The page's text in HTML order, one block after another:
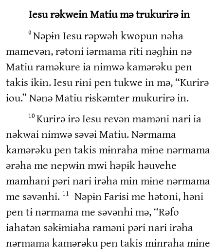
Iesu rəkwein Matiu mə trukurirə in
9 Nəpɨn Iesu rəpwəh kwopun nəha
mamevən, rətoni iərmama riti nəɡhɨn nə
Matiu raməkure ia nimwə kamərəku pen
takis ikɨn. Iesu rɨni pen tukwe in mə, “Kurirə
iou.” Nənə Matiu rɨskəmter mukurirə in.
10 Kurirə irə Iesu revən maməni nari ia
nəkwai nimwə səvəi Matiu. Nərmama
kamərəku pen takis mɨnraha mɨne nərmama
ərəha me nepwɨn mwi həpɨk həuvehe
mamhani pəri nari irəha min mɨne nərmama
me səvənhi. 11
Nəpɨn Farisi me hətoni, həni
pen tɨ nərmama me səvənhi mə, “Rəfo
iahatən səkɨmiaha raməni pəri nari irəha
nərmama kamərəku pen takis mɨnraha mɨne